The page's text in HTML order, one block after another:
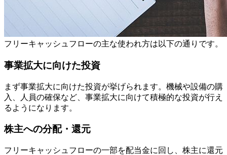
フリーキャッシュフローの主な使われ方は以下の通りです。
事業拡大に向けた投資
まず事業拡大に向けた投資が挙げられます。機械や設備の購
入、人員の確保など、事業拡大に向けて積極的な投資が行え
るようになります。
株主への分配・還元
フリーキャッシュフローの一部を配当金に回し、株主に還元